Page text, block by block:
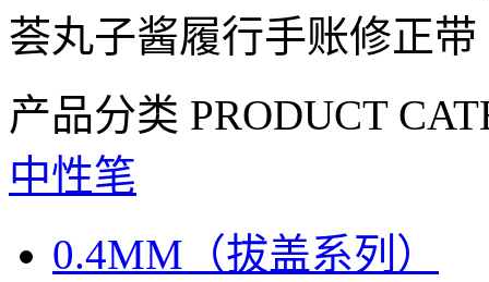
荟丸子酱履行手账修正带
产品分类 PRODUCT
中性笔
0.4MM（拔盖系列）